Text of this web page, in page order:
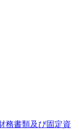
務書類及び固定資